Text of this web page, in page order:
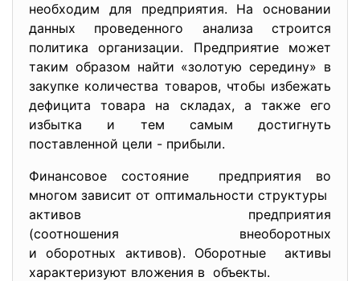
необходим для предприятия. На основании
данных проведенного анализа строится
политика организации. Предприятие может
таким образом найти «золотую середину» в
закупке количества товаров, чтобы избежать
дефицита товара на складах, а также его
избытка и тем самым достигнуть
поставленной цели - прибыли.
Финансовое состояние предприятия во
многом зависит от оптимальности структуры
активов предприятия
(соотношения внеоборотных
и оборотных активов). Оборотные активы
характеризуют вложения в объекты.